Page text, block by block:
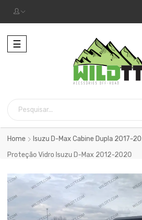
Alternar
a
☰
Home Isuzu D-Max Cabine Dupla 2017-
Proteção Vidro Isuzu D-Max 2012-2020